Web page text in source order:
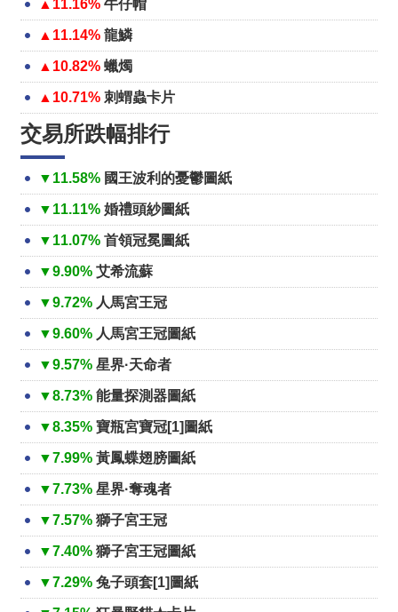
▲11.16% 牛仔帽
▲11.14% 龍鱗
▲10.82% 蠟燭
▲10.71% 刺蝟蟲卡片
交易所跌幅排行
▼11.58% 國王波利的憂鬱圖紙
▼11.11% 婚禮頭紗圖紙
▼11.07% 首領冠冕圖紙
▼9.90% 艾希流蘇
▼9.72% 人馬宮王冠
▼9.60% 人馬宮王冠圖紙
▼9.57% 星界·天命者
▼8.73% 能量探測器圖紙
▼8.35% 寶瓶宮寶冠[1]圖紙
▼7.99% 黃鳳蝶翅膀圖紙
▼7.73% 星界·奪魂者
▼7.57% 獅子宮王冠
▼7.40% 獅子宮王冠圖紙
▼7.29% 兔子頭套[1]圖紙